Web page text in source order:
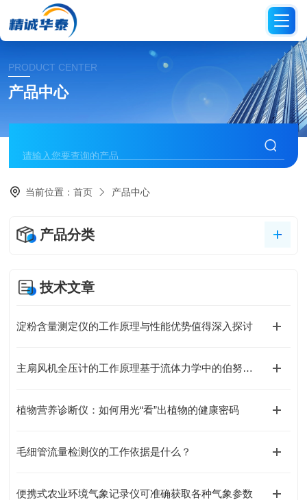
PRODUCT CENTER
产品中心
当前位置：首页 产品中心
产品分类
技术文章
淀粉含量测定仪的工作原理与性能优势值得深入探讨
主扇风机全压计的工作原理基于流体力学中的伯努利方程
植物营养诊断仪：如何用光“看”出植物的健康密码
毛细管流量检测仪的工作依据是什么？
便携式农业环境气象记录仪可准确获取各种气象参数